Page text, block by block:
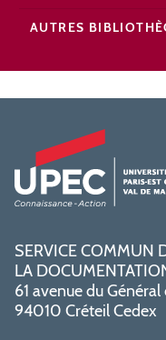
AUTRES
SERVICE COMMUN
LA
61 avenue du Général
94010 Créteil Cedex